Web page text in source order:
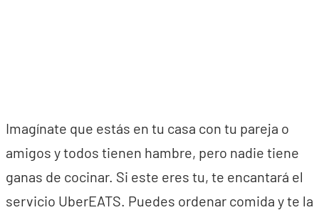
Imagínate que estás en tu casa con tu pareja o
amigos y todos tienen hambre, pero nadie tiene
ganas de cocinar. Si este eres tu, te encantará el
servicio UberEATS. Puedes ordenar comida y te la